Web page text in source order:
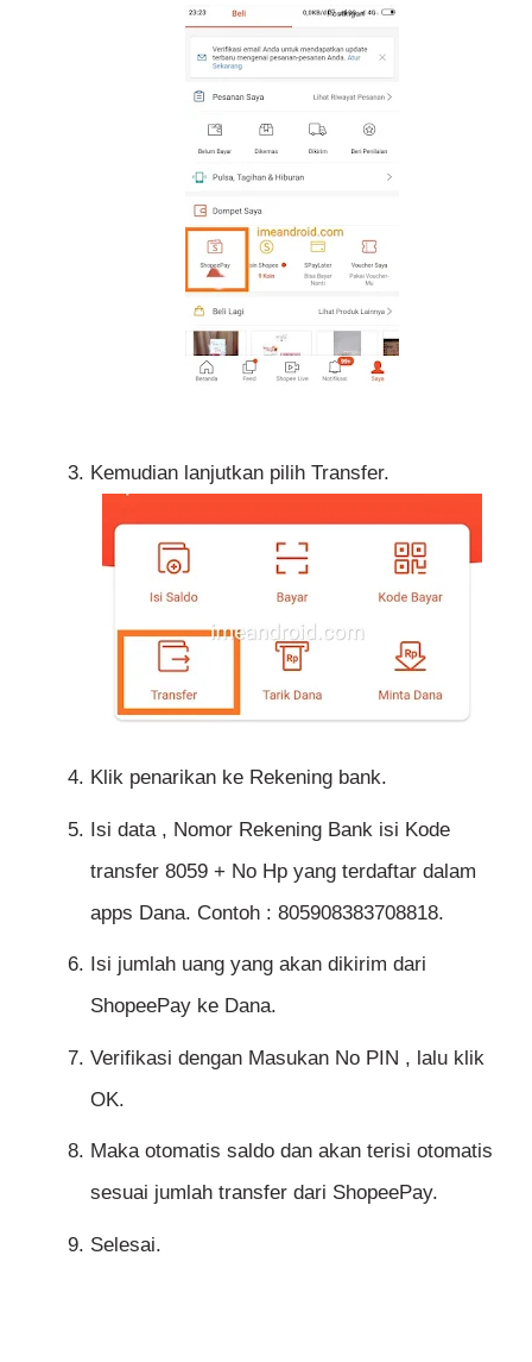
Kemudian lanjutkan pilih Transfer.
Klik penarikan ke Rekening bank.
Isi data , Nomor Rekening Bank isi Kode
transfer 8059 + No Hp yang terdaftar dalam
apps Dana. Contoh : 805908383708818.
Isi jumlah uang yang akan dikirim dari
ShopeePay ke Dana.
Verifikasi dengan Masukan No PIN , lalu klik
OK.
Maka otomatis saldo dan akan terisi otomatis
sesuai jumlah transfer dari ShopeePay.
Selesai.